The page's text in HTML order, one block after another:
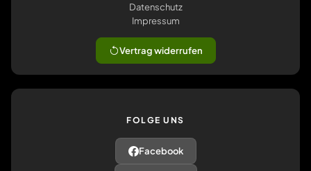
Datenschutz
Impressum
Vertrag widerrufen
FOLGE UNS
Facebook